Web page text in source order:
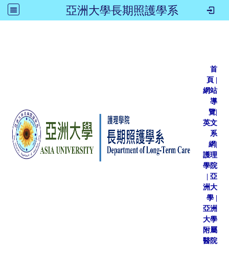
亞洲大學長期照護學系
首
頁 |
網站
導
覽|
英文
系
網|
護理
學院
| 亞
洲大
學 |
亞洲
大學
附屬
醫院